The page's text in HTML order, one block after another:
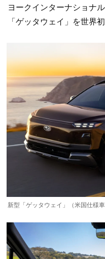
ヨークインターナショナ
「ゲッタウェイ」を世界
新型「ゲッタウェイ」（米国仕様車